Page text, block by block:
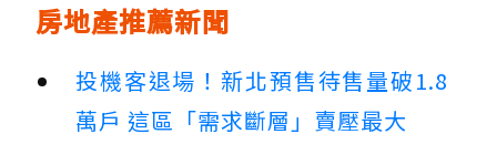
房地產推薦新聞
投機客退場！新北預售待售量破1.8
萬戶 這區「需求斷層」賣壓最大